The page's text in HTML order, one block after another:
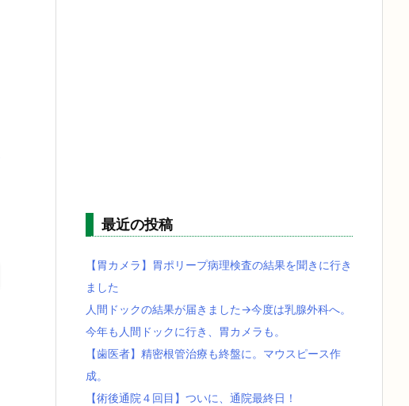
最近の投稿
【胃カメラ】胃ポリープ病理検査の結果を聞きに行き
ました
人間ドックの結果が届きました→今度は乳腺外科へ。
今年も人間ドックに行き、胃カメラも。
【歯医者】精密根管治療も終盤に。マウスピース作
成。
【術後通院４回目】ついに、通院最終日！